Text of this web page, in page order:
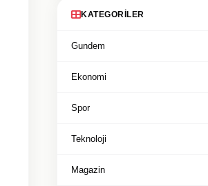
KATEGORILER
Gundem
Ekonomi
Spor
Teknoloji
Magazin